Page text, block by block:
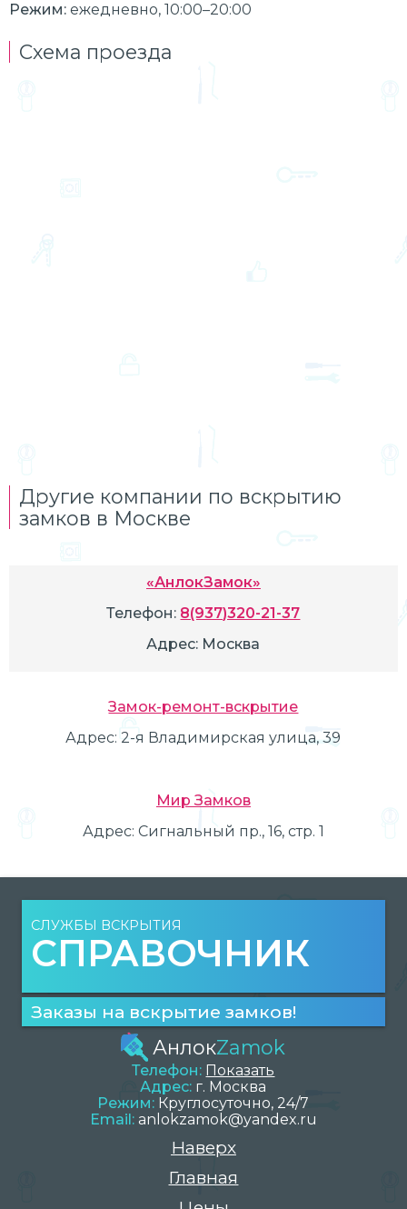
Режим: ежедневно, 10:00–20:00
Схема проезда
Другие компании по вскрытию
замков в Москве
«АнлокЗамок»
Телефон: 8(937)320-21-37
Адрес: Москва
Замок-ремонт-вскрытие
Адрес: 2-я Владимирская улица, 39
Мир Замков
Адрес: Сигнальный пр., 16, стр. 1
СЛУЖБЫ ВСКРЫТИЯ
СПРАВОЧНИК
Заказы на вскрытие замков!
АнлокZamok
Телефон: Показать
Адрес: г. Москва
Режим: Круглосуточно, 24/7
Email: anlokzamok@yandex.ru
Наверх
Главная